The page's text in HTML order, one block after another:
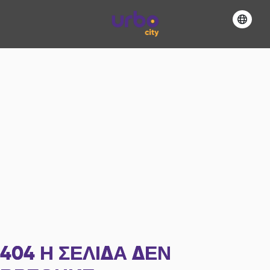
404 Η ΣΕΛΊΔΑ ΔΕΝ